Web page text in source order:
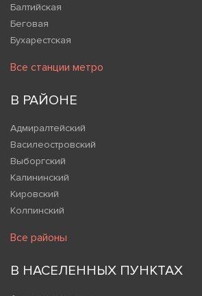
Балтийская
Беговая
Бухарестская
Все станции метро
В РАЙОНЕ
Адмиралтейский
Василеостровский
Выборгский
Калининский
Кировский
Колпинский
Все районы
В НАСЕЛЕННЫХ ПУНКТАХ